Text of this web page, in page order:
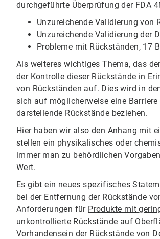
durchgeführte Überprüfung der FDA
Unzureichende Validierung von
Unzureichende Validierung der
Probleme mit Rückständen, 17
Als weiteres wichtiges Thema, das
der Kontrolle dieser Rückstände in
von Rückständen auf. Dies wird in
sich auf möglicherweise eine
darstellende Rückstände beziehen.
Hier haben wir also den Anhang mit
stellen ein physikalisches oder
immer man zu behördlichen
Wert.
Es gibt ein neues spezifisches
bei der Entfernung der Rückstände
Anforderungen für Produkte mit
unkontrollierte Rückstände auf
Vorhandensein der Rückstände von